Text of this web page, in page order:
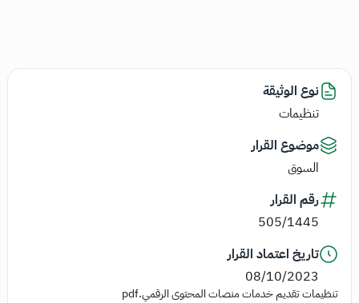
نوع الوثيقة
تنظيمات
موضوع القرار
السوق
رقم القرار
505/1445
تاريخ اعتماد القرار
08/10/2023
تنظيمات تقديم خدمات منصات المحتوى الرقمي.pdf